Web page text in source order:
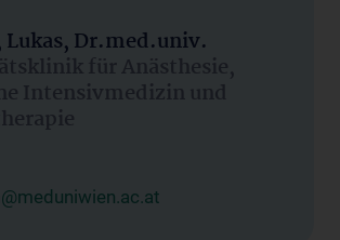
Lukas, Dr.med.univ.
für Anästhesie,
Intensivmedizin und